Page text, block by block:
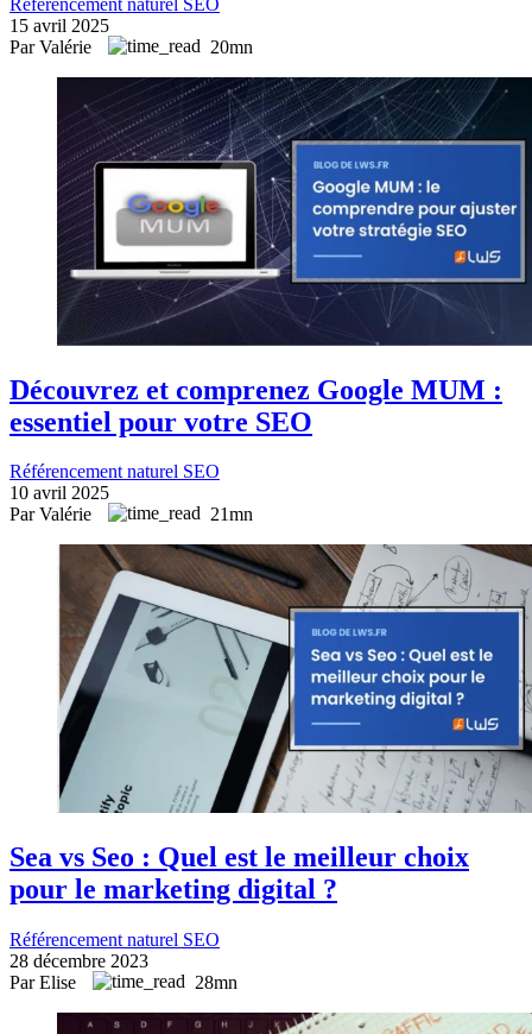
15 avril 2025
Par Valérie
20mn
Découvrez et comprenez Google MUM :
essentiel pour votre SEO
Référencement naturel SEO
10 avril 2025
Par Valérie
21mn
Sea vs Seo : Quel est le meilleur choix
pour le marketing digital ?
Référencement naturel SEO
28 décembre 2023
Par Elise
28mn